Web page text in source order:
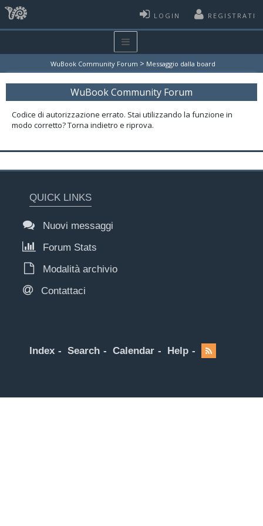
LOGIN REGISTRATI
WuBook Community Forum > Messaggio dalla board
WuBook Community Forum
Codice di autorizzazione errato. Stai utilizzando la funzione in
modo corretto? Torna indietro e riprova.
QUICK LINKS
Nuovi messaggi
Forum Stats
Modalità archivio
Contattaci
Index Search Calendar Help